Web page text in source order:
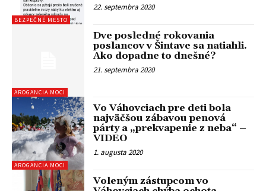
BEZPEČNÉ MESTO
22. septembra 2020
AROGANCIA MOCI
Dve posledné rokovania
poslancov v Šintave sa natiahli.
Ako dopadne to dnešné?
21. septembra 2020
AROGANCIA MOCI
Vo Váhovciach pre deti bola
najväčšou zábavou penová
párty a „prekvapenie z neba“ –
VIDEO
1. augusta 2020
Voleným zástupcom vo